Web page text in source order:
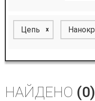
Цепь x
НАЙДЕНО (0)